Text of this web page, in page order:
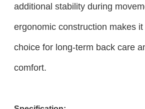
additional stability during
ergonomic construction makes
choice for long-term back care
comfort.